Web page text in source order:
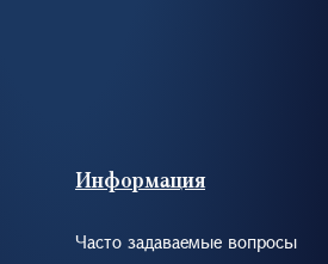
Информация
Часто задаваемые вопросы